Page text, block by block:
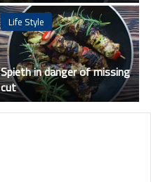
Life Style
Spieth in danger of missing
cut